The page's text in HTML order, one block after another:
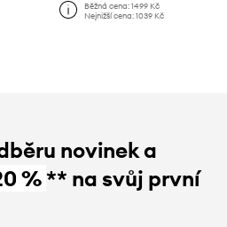
Běžná cena: 1499 Kč
Nejnižší cena: 1039 Kč
novinek a
%** na svůj první